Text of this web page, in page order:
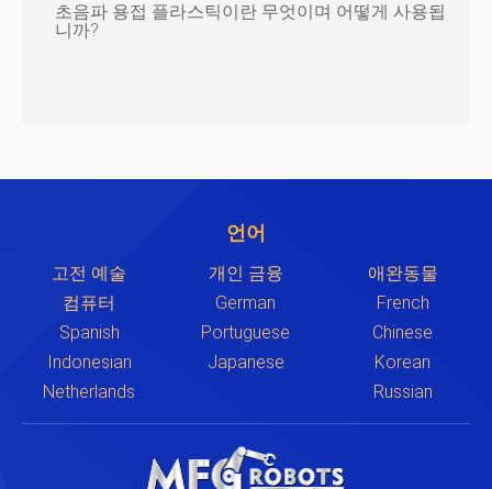
초음파 용접 플라스틱이란 무엇이며 어떻게 사용됩
니까?
언어
고전 예술 개인 금융
애완동물
컴퓨터
German
French
Spanish
Portuguese
Chinese
Indonesian
Japanese
Korean
Netherlands
Russian